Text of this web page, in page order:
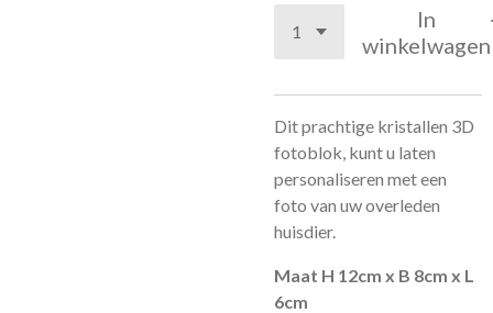
In
winkelwagen
Dit prachtige kristallen 3D
fotoblok, kunt u laten
personaliseren met een
foto van uw overleden
huisdier.
Maat H 12cm x B 8cm x L
6cm